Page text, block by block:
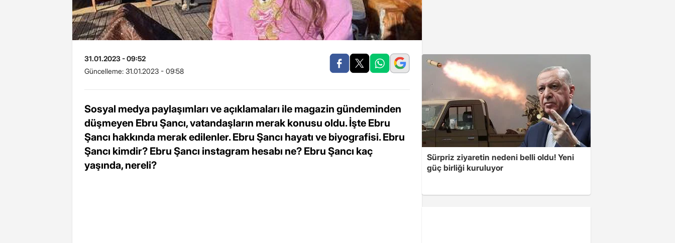
31.01.2023 - 09:52
Güncelleme: 31.01.2023 - 09:58
Sosyal medya paylaşımları ve açıklamaları ile magazin gündeminden
düşmeyen Ebru Şancı, vatandaşların merak konusu oldu. İşte Ebru
Şancı hakkında merak edilenler. Ebru Şancı hayatı ve biyografisi. Ebru
Şancı kimdir? Ebru Şancı instagram hesabı ne? Ebru Şancı kaç
yaşında, nereli?
Sürpriz ziyaretin nedeni belli oldu! Yeni
güç birliği kuruluyor